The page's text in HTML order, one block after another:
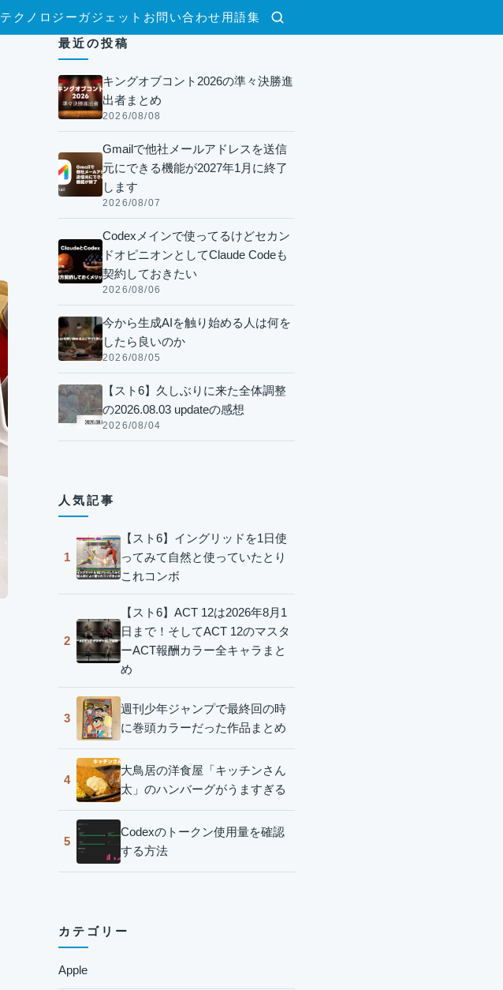
検索
テクノロジー ガジェット お問い合わせ 用語集
最近の投稿
キングオブコント2026の準々決勝進
出者まとめ
2026/08/08
Gmailで他社メールアドレスを送信
元にできる機能が2027年1月に終了
します
2026/08/07
Codexメインで使ってるけどセカン
ドオピニオンとしてClaude Codeも
契約しておきたい
2026/08/06
今から生成AIを触り始める人は何を
したら良いのか
2026/08/05
【スト6】久しぶりに来た全体調整
の2026.08.03 updateの感想
2026/08/04
人気記事
1
【スト6】イングリッドを1日使
ってみて自然と使っていたとり
これコンボ
2
【スト6】ACT 12は2026年8月1
日まで！そしてACT 12のマスタ
ーACT報酬カラー全キャラまと
め
3
週刊少年ジャンプで最終回の時
に巻頭カラーだった作品まとめ
4
大鳥居の洋食屋「キッチンさん
太」のハンバーグがうますぎる
5
Codexのトークン使用量を確認
する方法
カテゴリー
Apple